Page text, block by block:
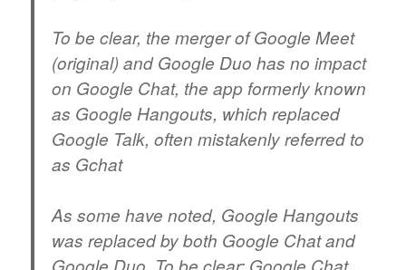
To be clear, the merger of Google Meet
(original) and Google Duo has no impact
on Google Chat, the app formerly known
as Google Hangouts, which replaced
Google Talk, often mistakenly referred to
as Gchat
As some have noted, Google Hangouts
was replaced by both Google Chat and